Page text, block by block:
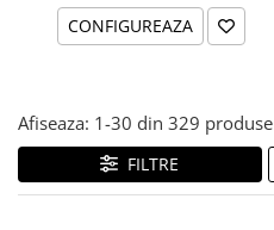
CONFIGUREAZA
Afiseaza: 1-30 din 329 produse
FILTRE